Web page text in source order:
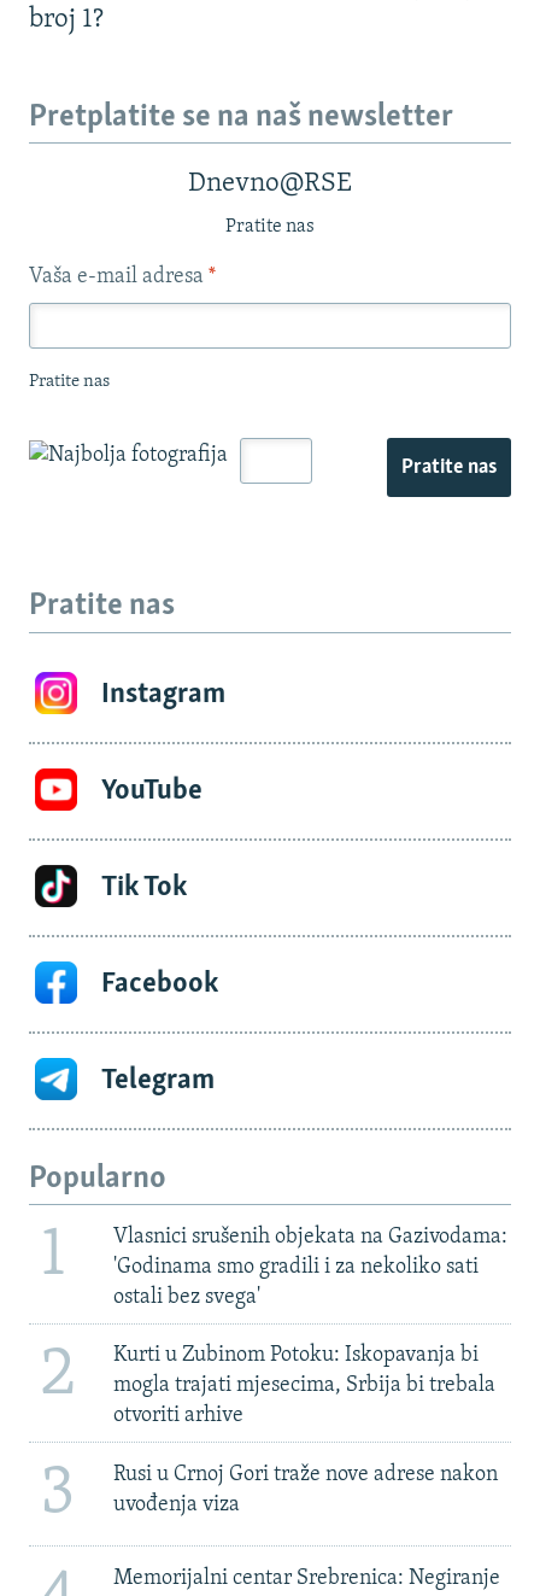
broj 1?
Pretplatite se na naš newsletter
Dnevno@RSE
Pratite nas
Vaša e-mail adresa *
Pratite nas
Pratite nas
Pratite nas
Instagram
YouTube
Tik Tok
Facebook
Telegram
Popularno
1
Vlasnici srušenih objekata na Gazivodama:
'Godinama smo gradili i za nekoliko sati
ostali bez svega'
2
Kurti u Zubinom Potoku: Iskopavanja bi
mogla trajati mjesecima, Srbija bi trebala
otvoriti arhive
3
Rusi u Crnoj Gori traže nove adrese nakon
uvođenja viza
Memorijalni centar Srebrenica: Negiranje